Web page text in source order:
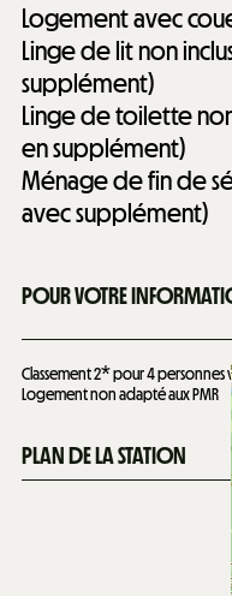
Logement avec
Linge de lit non
supplément)
Linge de toilette
en supplément)
Ménage de fin de
avec supplément)
POUR VOTRE
Classement 2* pour 4 personnes
Logement non adapté aux PMR
PLAN DE LA STATION